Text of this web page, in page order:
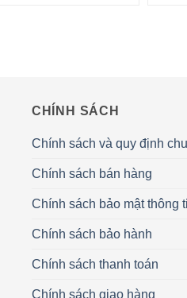
CHÍNH SÁCH
Chính sách và quy định
Chính sách bán hàng
Chính sách bảo mật thông
Chính sách bảo hành
Chính sách thanh toán
Chính sách giao hàng